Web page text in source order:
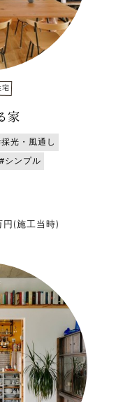
宅
家
光・風通し
#シンプル
(施工当時)